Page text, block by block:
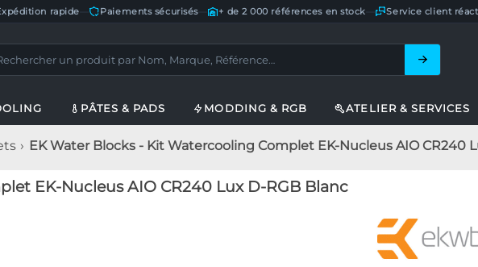
rapide Paiements sécurisés— + de 2 000 références en stock Service client
PÂTES & PADS MODDING & RGB ATELIER & SERVICES
EK Water Blocks - Kit Watercooling Complet EK-Nucleus AIO CR240
EK-Nucleus AIO CR240 Lux D-RGB Blanc